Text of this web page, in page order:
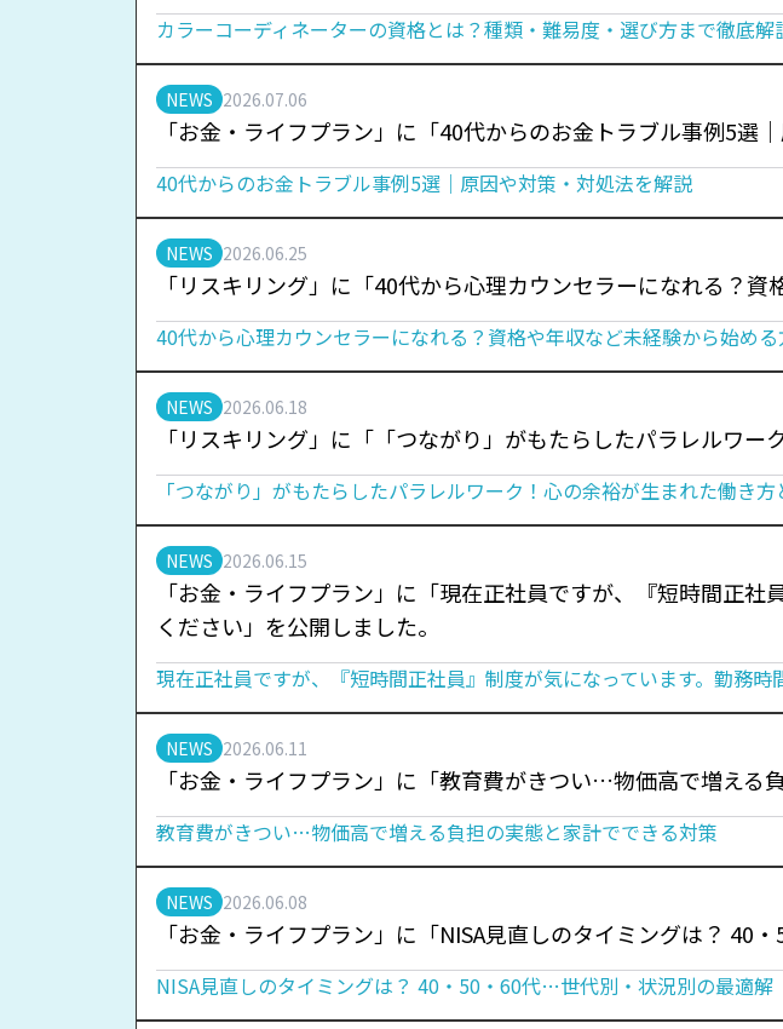
カラーコーディネーターの資格とは？種類・難易度・選び方まで徹底解
NEWS 2026.07.06
「お金・ライフプラン」に「40代からのお金トラブル事例5選
40代からのお金トラブル事例5選｜原因や対策・対処法を解説
NEWS 2026.06.25
「リスキリング」に「40代から心理カウンセラーになれる？
40代から心理カウンセラーになれる？資格や年収など未経験から始め
NEWS 2026.06.18
「リスキリング」に「「つながり」がもたらしたパラレルワ
「つながり」がもたらしたパラレルワーク！心の余裕が生まれた働き方
NEWS 2026.06.15
「お金・ライフプラン」に「現在正社員ですが、『短時間正
ください」を公開しました。
現在正社員ですが、『短時間正社員』制度が気になっています。勤務
NEWS 2026.06.11
「お金・ライフプラン」に「教育費がきつい…物価高で増える
教育費がきつい…物価高で増える負担の実態と家計でできる対策
NEWS 2026.06.08
「お金・ライフプラン」に「NISA見直しのタイミングは？ 40
NISA見直しのタイミングは？ 40・50・60代…世代別・状況別の最適解